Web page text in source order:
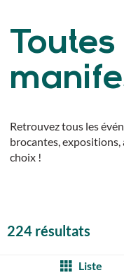
Toutes
Retrouvez tous les
brocantes,
choix !
224 résultats
Liste